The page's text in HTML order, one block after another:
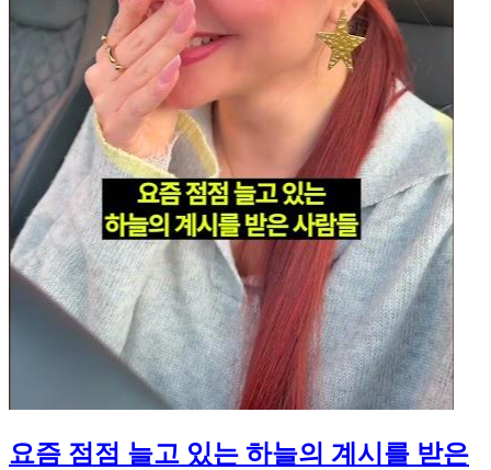
요즘 점점 늘고 있는 하늘의 계시를 받은